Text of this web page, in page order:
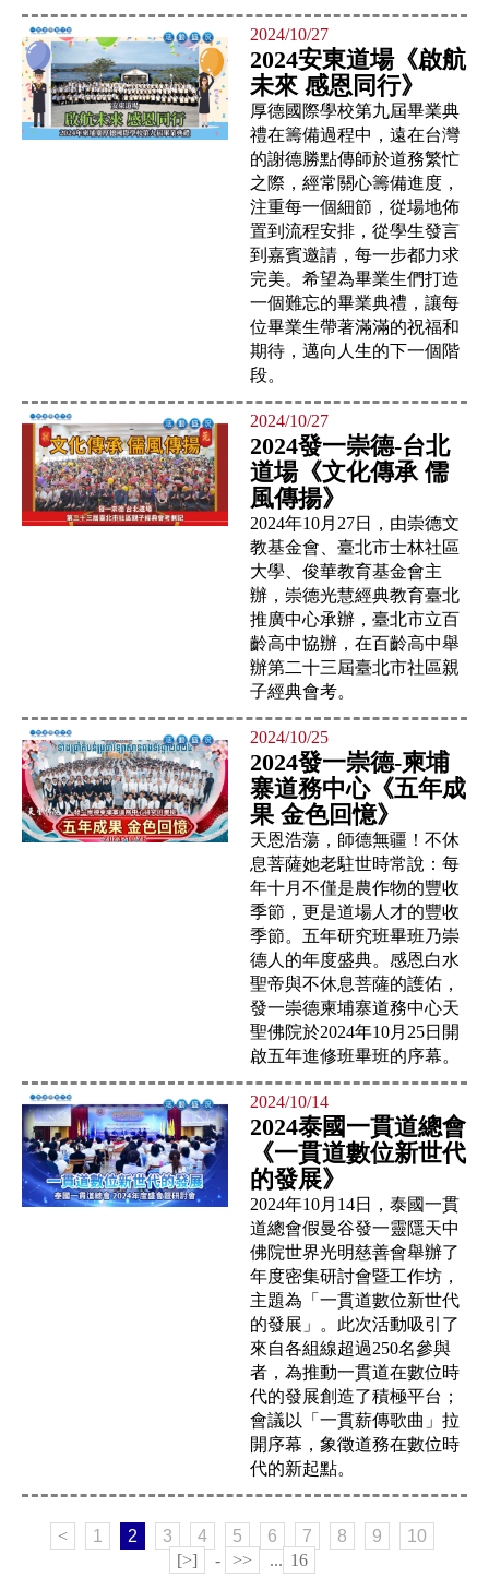
2024/10/27
2024安東道場《啟航
未來 感恩同行》
厚德國際學校第九屆畢業典
禮在籌備過程中，遠在台灣
的謝德勝點傳師於道務繁忙
之際，經常關心籌備進度，
注重每一個細節，從場地佈
置到流程安排，從學生發言
到嘉賓邀請，每一步都力求
完美。希望為畢業生們打造
一個難忘的畢業典禮，讓每
位畢業生帶著滿滿的祝福和
期待，邁向人生的下一個階
段。
2024/10/27
2024發一崇德-台北
道場《文化傳承 儒
風傳揚》
2024年10月27日，由崇德文
教基金會、臺北市士林社區
大學、俊華教育基金會主
辦，崇德光慧經典教育臺北
推廣中心承辦，臺北市立百
齡高中協辦，在百齡高中舉
辦第二十三屆臺北市社區親
子經典會考。
2024/10/25
2024發一崇德-柬埔
寨道務中心《五年成
果 金色回憶》
天恩浩蕩，師德無疆！不休
息菩薩她老駐世時常說：每
年十月不僅是農作物的豐收
季節，更是道場人才的豐收
季節。五年研究班畢班乃崇
德人的年度盛典。感恩白水
聖帝與不休息菩薩的護佑，
發一崇德柬埔寨道務中心天
聖佛院於2024年10月25日開
啟五年進修班畢班的序幕。
2024/10/14
2024泰國一貫道總會
《一貫道數位新世代
的發展》
2024年10月14日，泰國一貫
道總會假曼谷發一靈隱天中
佛院世界光明慈善會舉辦了
年度密集研討會暨工作坊，
主題為「一貫道數位新世代
的發展」。此次活動吸引了
來自各組線超過250名參與
者，為推動一貫道在數位時
代的發展創造了積極平台；
會議以「一貫薪傳歌曲」拉
開序幕，象徵道務在數位時
代的新起點。
< 1 2 3 4 5 6 7 8 9
10
[>]
- >> ... 16